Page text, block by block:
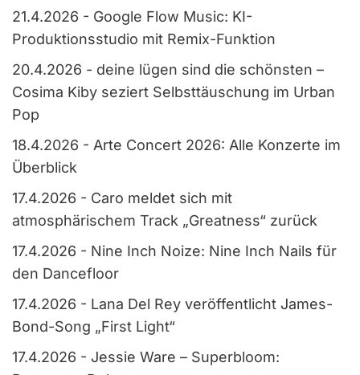
21.4.2026 - Google Flow Music: KI-
Produktionsstudio mit Remix-Funktion
20.4.2026 - deine lügen sind die schönsten –
Cosima Kiby seziert Selbsttäuschung im Urban
Pop
18.4.2026 - Arte Concert 2026: Alle Konzerte im
Überblick
17.4.2026 - Caro meldet sich mit
atmosphärischem Track „Greatness“ zurück
17.4.2026 - Nine Inch Noize: Nine Inch Nails für
den Dancefloor
17.4.2026 - Lana Del Rey veröffentlicht James-
Bond-Song „First Light“
17.4.2026 - Jessie Ware – Superbloom: